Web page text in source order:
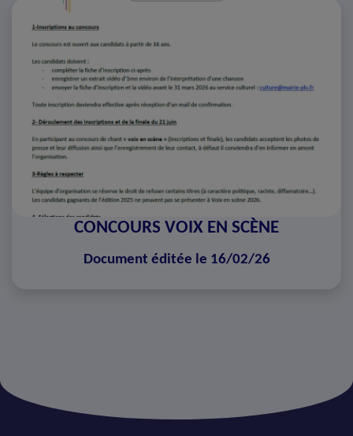
CONCOURS VOIX EN SCÈNE
Document éditée le 16/02/26